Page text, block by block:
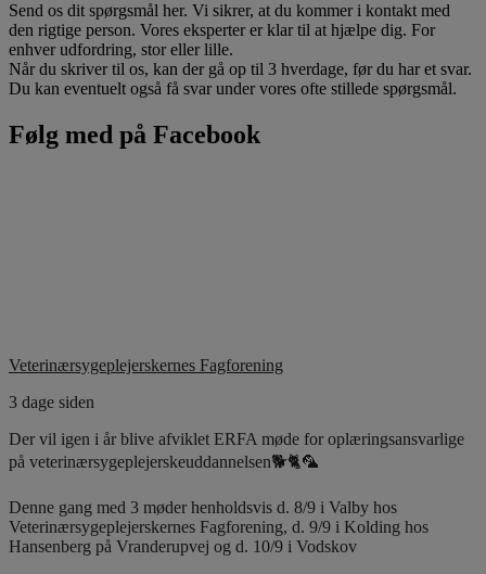
Send os dit spørgsmål her. Vi sikrer, at du kommer i kontakt med
den rigtige person. Vores eksperter er klar til at hjælpe dig. For
enhver udfordring, stor eller lille.
Når du skriver til os, kan der gå op til 3 hverdage, før du har et svar.
Du kan eventuelt også få svar under vores ofte stillede spørgsmål.
Følg med på Facebook
Veterinærsygeplejerskernes Fagforening
3 dage siden
Der vil igen i år blive afviklet ERFA møde for oplæringsansvarlige
på veterinærsygeplejerskeuddannelsen🐕🐈🦜
Denne gang med 3 møder henholdsvis d. 8/9 i Valby hos
Veterinærsygeplejerskernes Fagforening, d. 9/9 i Kolding hos
Hansenberg på Vranderupvej og d. 10/9 i Vodskov